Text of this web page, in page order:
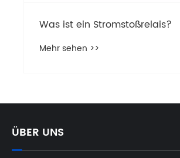
Was ist ein Stromstoßrelais?
Mehr sehen >>
ÜBER UNS